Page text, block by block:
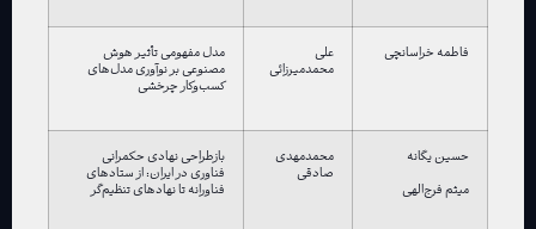
فاطمه خراسانچی علی
محمدمیرزائی
مدل مفهومی تأثیر هوش
مصنوعی بر نوآوری مدل‌های
کسب‌وکار چرخشی
حسین یگانه
میثم فرج‌الهی
محمدمهدی
صادقی
بازطراحی نهادی حکمرانی
فناوری در ایران: از ستادهای
فناورانه تا نهادهای تنظیم‌گر